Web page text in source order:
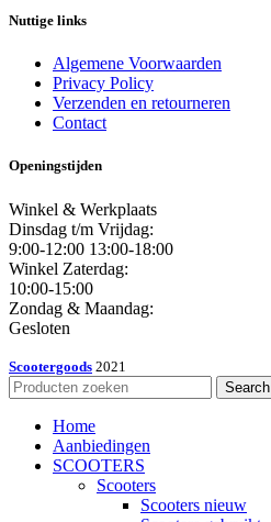
Nuttige links
Algemene Voorwaarden
Privacy Policy
Verzenden en retourneren
Contact
Openingstijden
Winkel & Werkplaats
Dinsdag t/m Vrijdag:
9:00-12:00 13:00-18:00
Winkel Zaterdag:
10:00-15:00
Zondag & Maandag:
Gesloten
Scootergoods 2021
Search
Home
Aanbiedingen
SCOOTERS
Scooters
Scooters nieuw